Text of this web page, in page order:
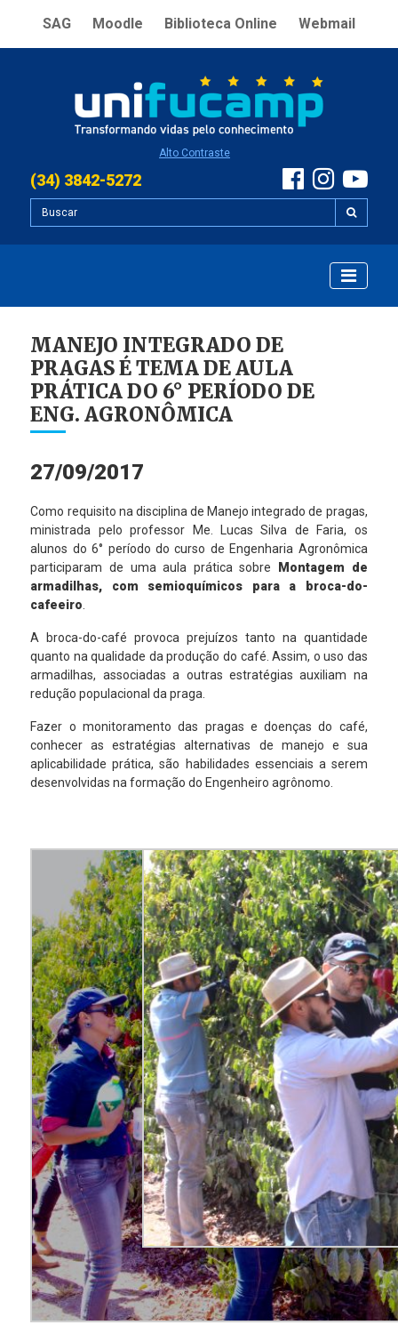
SAG Moodle Biblioteca Online Webmail
Alto Contraste
(34) 3842-5272
MANEJO INTEGRADO DE
PRAGAS É TEMA DE AULA
PRÁTICA DO 6° PERÍODO DE
ENG. AGRONÔMICA
27/09/2017
Como requisito na disciplina de Manejo integrado de pragas,
ministrada pelo professor Me. Lucas Silva de Faria, os
alunos do 6° período do curso de Engenharia Agronômica
participaram de uma aula prática sobre
Montagem de
armadilhas, com semioquímicos para a broca-do-
cafeeiro
A broca-do-café provoca prejuízos tanto na quantidade
quanto na qualidade da produção do café. Assim, o uso das
armadilhas, associadas a outras estratégias auxiliam na
redução populacional da praga.
Fazer o monitoramento das pragas e doenças do café,
conhecer as estratégias alternativas de manejo e sua
aplicabilidade prática, são habilidades essenciais a serem
desenvolvidas na formação do Engenheiro agrônomo.